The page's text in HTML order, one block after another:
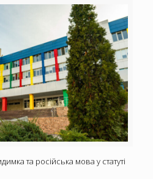
та російська мова у статуті